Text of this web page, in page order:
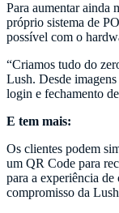
Para aumentar ainda
próprio sistema de
possível com o
“Criamos tudo do
Lush. Desde
login e fechamento
E tem mais:
Os clientes podem
um QR Code para
para a experiência
compromisso da